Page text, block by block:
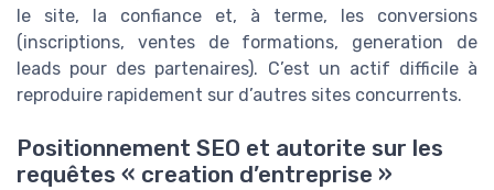
le site, la confiance et, à terme, les conversions
(inscriptions, ventes de formations, generation de
leads pour des partenaires). C’est un actif difficile à
reproduire rapidement sur d’autres sites concurrents.
Positionnement SEO et autorite sur les
requêtes « creation d’entreprise »